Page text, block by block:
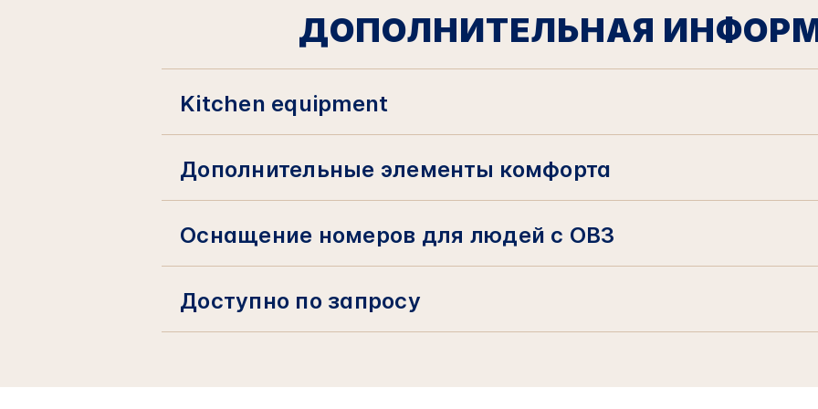
ДОПОЛНИТЕЛЬНАЯ
Kitchen equipment
Дополнительные элементы комфорта
Оснащение номеров для людей с ОВЗ
Доступно по запросу